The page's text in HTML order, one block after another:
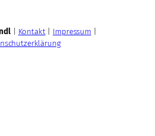
| Kontakt| Impressum